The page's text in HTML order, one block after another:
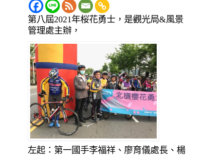
第八屆2021年桜花勇士，是觀光局&風景
管理處主辦，
左起：第一國手李福祥、廖育儀處長、楊